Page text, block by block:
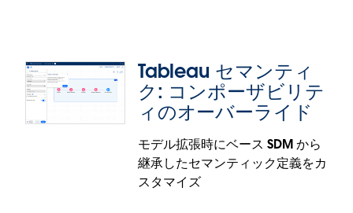
Next. No additional configuration required.
ホスティング型の Tableau MCP
Tableau MCP が、Tableau Cloud で完全クラウド
Tableau セマンティ
ク: コンポーザビリテ
ィのオーバーライド
モデル拡張時にベース SDM から
継承したセマンティック定義をカ
スタマイズ